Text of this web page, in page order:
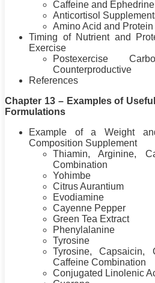
Caffeine and Ephedrine
Anticortisol
Amino Acid and Protein
Timing of Nutrient and
Exercise
Postexercise
Counterproductive
References
Chapter 13 – Examples of
Formulations
Example of a Weight
Composition Supplement
Thiamin, Arginine,
Combination
Yohimbe
Citrus Aurantium
Evodiamine
Cayenne Pepper
Green Tea Extract
Phenylalanine
Tyrosine
Tyrosine, Capsaicin,
Caffeine Combination
Conjugated Linolenic